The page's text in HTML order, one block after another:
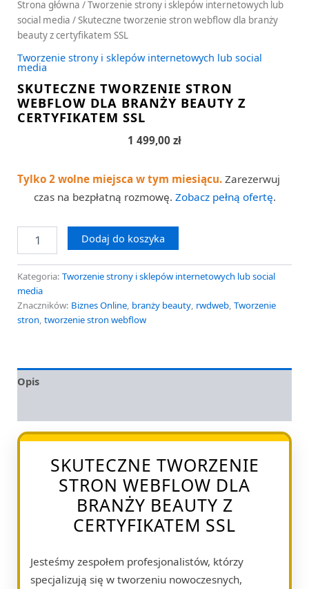
Strona główna /Tworzenie strony i sklepów internetowych lub
social media / Skuteczne tworzenie stron webflow dla branży
beauty z certyfikatem SSL
Tworzenie strony i sklepów internetowych lub social
media
SKUTECZNE TWORZENIE STRON
WEBFLOW DLA BRANŻY BEAUTY Z
CERTYFIKATEM SSL
1 499,00 zł
Tylko 2 wolne miejsca w tym miesiącu. Zarezerwuj
czas na bezpłatną rozmowę. Zobacz pełną ofertę.
Dodaj do koszyka
Kategoria: Tworzenie strony i sklepów internetowych lub social
media
Znaczników: Biznes Online, branży beauty, rwdweb, Tworzenie
stron, tworzenie stron webflow
Opis
SKUTECZNE TWORZENIE
STRON WEBFLOW DLA
BRANŻY BEAUTY Z
CERTYFIKATEM SSL
Jesteśmy zespołem profesjonalistów, którzy
specjalizują się w tworzeniu nowoczesnych,